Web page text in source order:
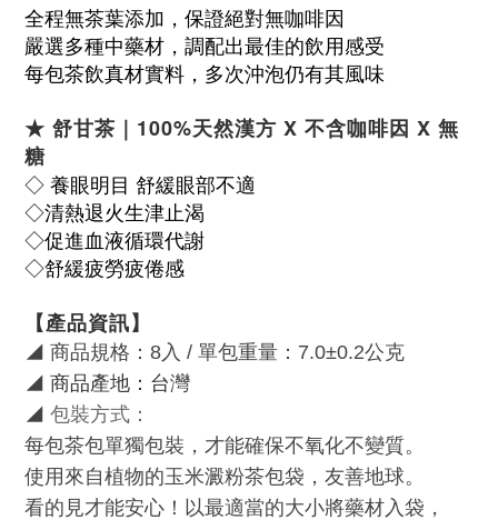
全程無茶葉添加，保證絕對無咖啡因
嚴選多種中藥材，調配出最佳的飲用感受
每包茶飲真材實料，多次沖泡仍有其風味
★ 舒甘茶 ｜100%天然漢方 X 不含咖啡因 X 無
糖
◇ 養眼明目 舒緩眼部不適
◇清熱退火生津止渴
◇促進血液循環代謝
◇舒緩疲勞疲倦感
【產品資訊】
◢ 商品規格： 8 入 / 單包重量：7.0±0.2公克
◢ 商品產地：台灣
◢ 包裝方式：
每包茶包單獨包裝，才能確保不氧化不變質。
使用來自植物的玉米澱粉茶包袋，友善地球。
看的見才能安心！以最適當的大小將藥材入袋，